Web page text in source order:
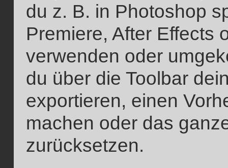
du z. B. in Photoshop
Premiere, After Effects
verwenden oder
du über die Toolbar
exportieren, einen
machen oder das
zurücksetzen.